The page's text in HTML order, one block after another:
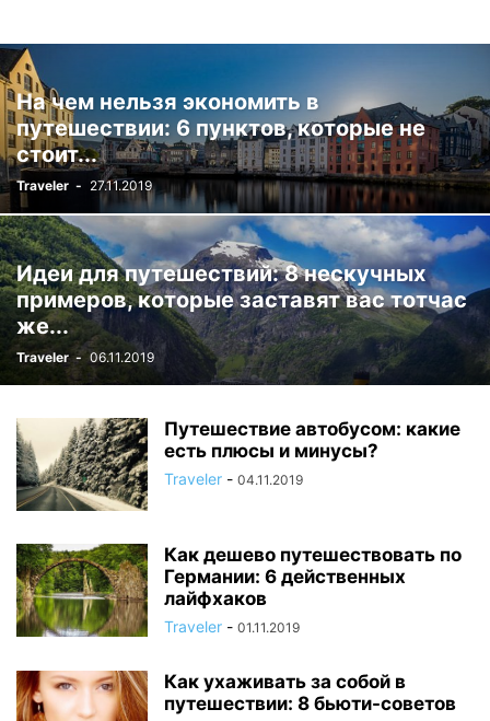
На чем нельзя экономить в
путешествии: 6 пунктов, которые не
стоит...
Traveler - 27.11.2019
Идеи для путешествий: 8 нескучных
примеров, которые заставят вас тотчас
же...
Traveler - 06.11.2019
Путешествие автобусом: какие
есть плюсы и минусы?
Traveler - 04.11.2019
Как дешево путешествовать по
Германии: 6 действенных
лайфхаков
Traveler - 01.11.2019
Как ухаживать за собой в
путешествии: 8 бьюти-советов